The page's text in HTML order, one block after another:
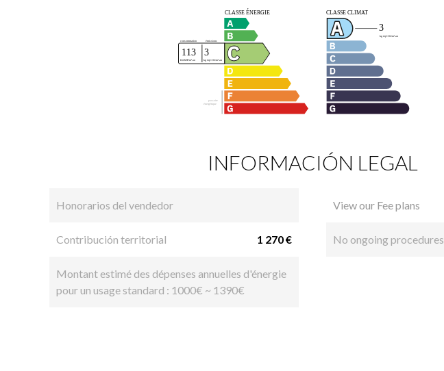
INFORMACIÓN LEGAL
Honorarios del vendedor
Contribución territorial 1 270 €
Montant estimé des dépenses annuelles d'énergie
pour un usage standard : 1000€ ~ 1390€
View our Fee plans
No ongoing procedures